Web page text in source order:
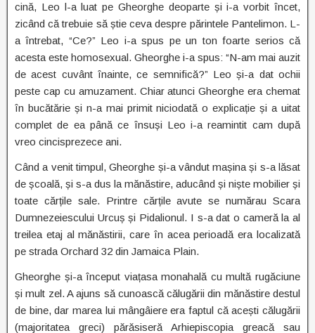
cină, Leo l-a luat pe Gheorghe deoparte și i-a vorbit încet,
zicând că trebuie să știe ceva despre părintele Pantelimon. L-
a întrebat, “Ce?” Leo i-a spus pe un ton foarte serios că
acesta este homosexual. Gheorghe i-a spus: “N-am mai auzit
de acest cuvânt înainte, ce semnifică?” Leo și-a dat ochii
peste cap cu amuzament. Chiar atunci Gheorghe era chemat
în bucătărie și n-a mai primit niciodată o explicație și a uitat
complet de ea până ce însuși Leo i-a reamintit cam după
vreo cincisprezece ani.
Când a venit timpul, Gheorghe și-a vândut mașina și s-a lăsat
de școală, și s-a dus la mănăstire, aducând și niște mobilier și
toate cărțile sale. Printre cărțile avute se numărau Scara
Dumnezeiescului Urcuș și Pidalionul. I s-a dat o cameră la al
treilea etaj al mănăstirii, care în acea perioadă era localizată
pe strada Orchard 32 din Jamaica Plain.
Gheorghe și-a început viațasa monahală cu multă rugăciune
și mult zel. A ajuns să cunoască călugării din mănăstire destul
de bine, dar marea lui mângâiere era faptul că acești călugării
(majoritatea greci) părăsiseră Arhiepiscopia greacă sau